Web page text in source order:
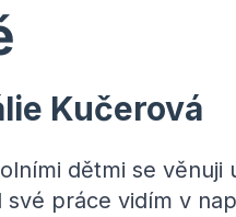
Kučerová
dětmi se věnuji
své práce vidím v